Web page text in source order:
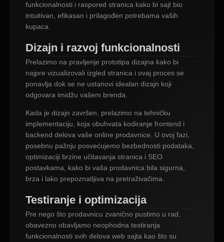
funkcionalnosti i raspored stranica kako bi sajt bio
intuitivan, efikasan i prilagođen potrebama vaših
kupaca.
Dizajn i razvoj funkcionalnosti
Prelazimo na pravljenje prototipa dizajna kako bi
najpre vizualizovali izgled stranica i ovaj proces se
ponavlja dok se ne ustanovi idealan dizajn koji
odgovara imidžu vašem brenda.
Kada je dizajn završen, prelazimo na tehničku
implementaciju, koja obuhvata kodiranje frontend i
backend delova vaše online prodavnice. U ovoj fazi,
posebnu pažnju posvećujemo bezbednosti podataka,
optimizaciji brzine učitavanja stranica i SEO
postavkama, kako bi vaša prodavnica bila sigurna,
brza i lako prepoznatljiva na pretraživačima.
Testiranje i optimizacija
Pre nego što prodavnicu zvanično pustimo u rad,
obavezno obavljamo neophodna testiranja
funkcionalnosti svih delova web sajta kao što su